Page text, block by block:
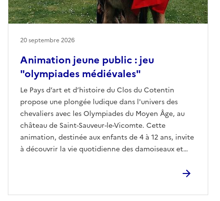
Animation jeune public : jeu
"olympiades médiévales"
Le Pays d’art et d’histoire du Clos du Cotentin
propose une plongée ludique dans l'univers des
chevaliers avec les Olympiades du Moyen Âge, au
château de Saint-Sauveur-le-Vicomte. Cette
animation, destinée aux enfants de 4 à 12 ans, invite
à découvrir la vie quotidienne des damoiseaux et
à des simulations de combat à l'épée, au tir à l'arc,
20 septembre 2026